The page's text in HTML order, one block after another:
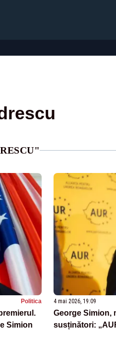
Politica
Simion
4 mai 2026, 19:09
George Simion,
susținători: